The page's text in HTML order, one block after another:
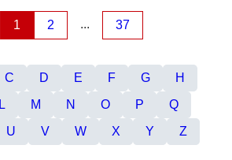
1 2 ... 37
C D E F G
H
L M N O P
Q
U V W X Y Z